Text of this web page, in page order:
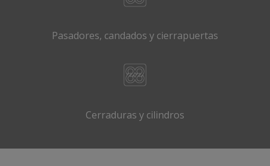
Pasadores, candados y cierrapuertas
Cerraduras y cilindros